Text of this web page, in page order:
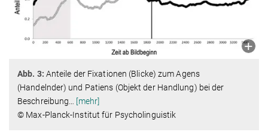
Abb. 3: Anteile der Fixationen (Blicke) zum Agens
(Handelnder) und Patiens (Objekt der Handlung) bei der
Beschreibung
[mehr]
© Max-Planck-Institut für Psycholinguistik